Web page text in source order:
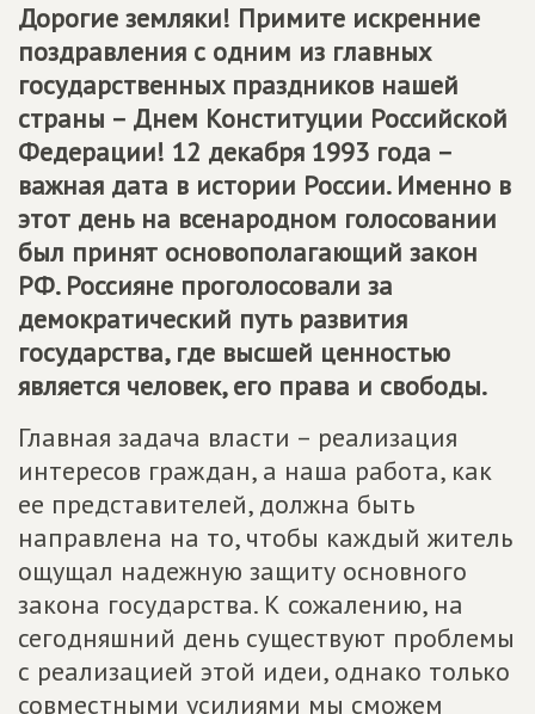
Дорогие земляки! Примите искренние
поздравления с одним из главных
государственных праздников нашей
страны – Днем Конституции Российской
Федерации! 12 декабря 1993 года –
важная дата в истории России. Именно в
этот день на всенародном голосовании
был принят основополагающий закон
РФ. Россияне проголосовали за
демократический путь развития
государства, где высшей ценностью
является человек, его права и свободы.
Главная задача власти – реализация
интересов граждан, а наша работа, как
ее представителей, должна быть
направлена на то, чтобы каждый житель
ощущал надежную защиту основного
закона государства. К сожалению, на
сегодняшний день существуют проблемы
с реализацией этой идеи, однако только
совместными усилиями мы сможем